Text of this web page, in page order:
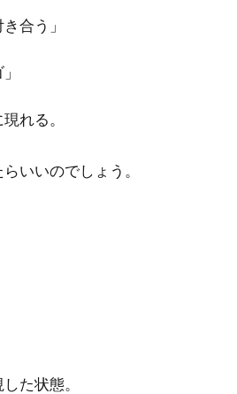
合う」
れる。
いいのでしょう。
た状態。